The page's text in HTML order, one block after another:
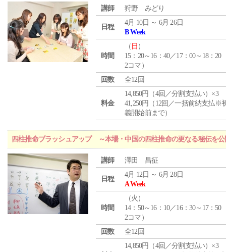
講師 狩野 みどり
日程
4月 10日 ～ 6月 26日
B Week
時間
（ 日 ）
15：20～16：40／17：00～18：20
2コマ）
回数
全12回
料金
14,850円（4回／分割支払い）×3
41,250円（12回／一括前納支払※
義開始前まで）
四柱推命ブラッシュアップ ～本場・中国の四柱推命の更なる秘伝を
講師 澤田 昌征
日程
4月 12日 ～ 6月 28日
A Week
時間
（火 ）
14：50～16：10／16：30～17：50
2コマ）
回数
全12回
14,850円（4回／分割支払い）×3